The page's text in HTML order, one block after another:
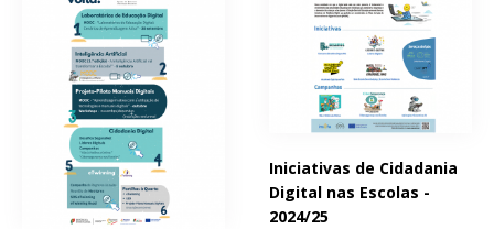
Iniciativas de Cidadania
Digital nas Escolas -
2024/25